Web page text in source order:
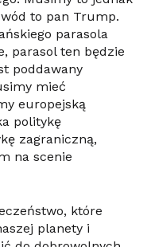
to pan Trump.
parasola
parasol ten będzie
poddawany
mieć
europejską
politykę
zagraniczną,
na scenie
które
planety i